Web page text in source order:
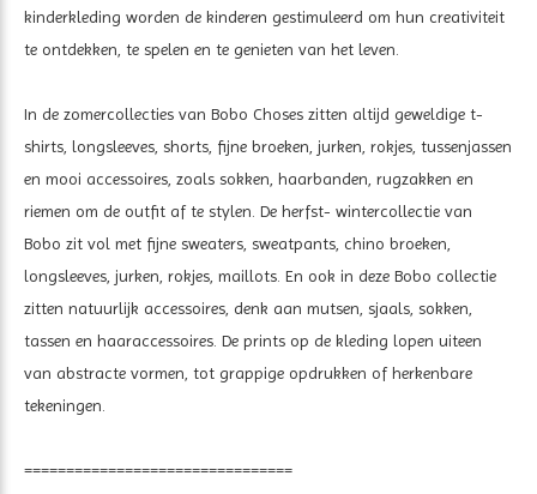
kinderkleding worden de kinderen gestimuleerd om hun creativiteit
te ontdekken, te spelen en te genieten van het leven.
In de zomercollecties van Bobo Choses zitten altijd geweldige t-
shirts, longsleeves, shorts, fijne broeken, jurken, rokjes, tussenjassen
en mooi accessoires, zoals sokken, haarbanden, rugzakken en
riemen om de outfit af te stylen. De herfst- wintercollectie van
Bobo zit vol met fijne sweaters, sweatpants, chino broeken,
longsleeves, jurken, rokjes, maillots. En ook in deze Bobo collectie
zitten natuurlijk accessoires, denk aan mutsen, sjaals, sokken,
tassen en haaraccessoires. De prints op de kleding lopen uiteen
van abstracte vormen, tot grappige opdrukken of herkenbare
tekeningen.
================================